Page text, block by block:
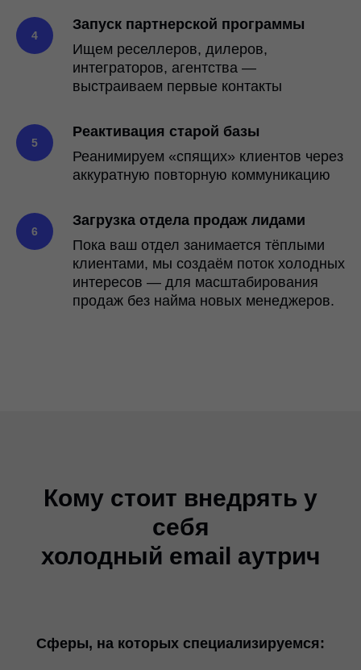
Запуск партнерской программы
Ищем реселлеров, дилеров,
интеграторов, агентства —
выстраиваем первые контакты
Реактивация старой базы
Реанимируем «спящих» клиентов через
аккуратную повторную коммуникацию
Загрузка отдела продаж лидами
Пока ваш отдел занимается тёплыми
клиентами, мы создаём поток холодных
интересов — для масштабирования
продаж без найма новых менеджеров.
Кому стоит внедрять у
себя
холодный email аутрич
Сферы, на которых специализируемся: